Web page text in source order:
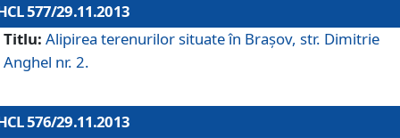
577/29.11.2013
Titlu: Alipirea terenurilor situate în Braşov, str. Dimitrie
Anghel nr. 2.
576/29.11.2013